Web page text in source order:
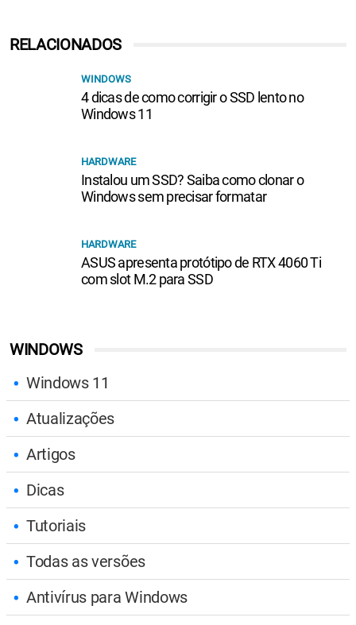
WINDOWS
Windows 11
Atualizações
Artigos
Dicas
Tutoriais
Todas as versões
Antivírus para Windows
RELACIONADOS
WINDOWS
4 dicas de como corrigir o SSD lento no
Windows 11
HARDWARE
Instalou um SSD? Saiba como clonar o
Windows sem precisar formatar
HARDWARE
ASUS apresenta protótipo de RTX 4060 Ti
com slot M.2 para SSD